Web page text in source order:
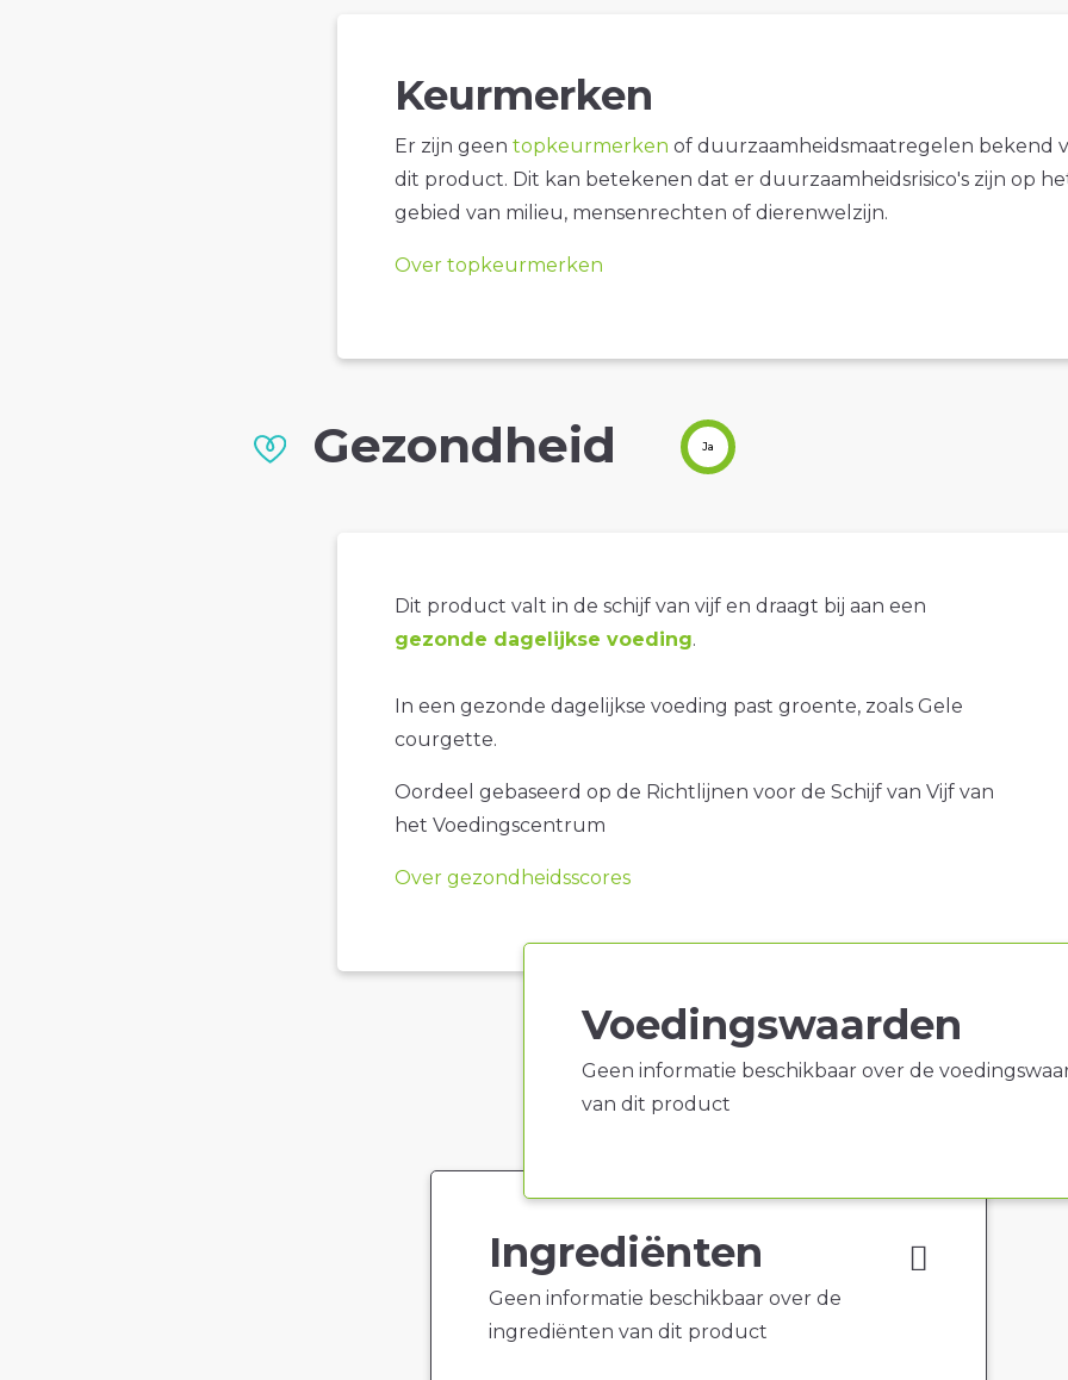
Keurmerken
Er zijn geen topkeurmerken of duurzaamheidsmaatregelen bekend
dit product. Dit kan betekenen dat er duurzaamheidsrisico's zijn op
gebied van milieu, mensenrechten of dierenwelzijn.
Over topkeurmerken
Gezondheid Ja
Dit product valt in de schijf van vijf en draagt bij aan een
gezonde dagelijkse voeding.
In een gezonde dagelijkse voeding past groente, zoals Gele
courgette.
Oordeel gebaseerd op de Richtlijnen voor de Schijf van Vijf van
het Voedingscentrum
Over gezondheidsscores
Voedingswaarden
Geen informatie beschikbaar over de
van dit product
Ingrediënten
Geen informatie beschikbaar over de
ingrediënten van dit product